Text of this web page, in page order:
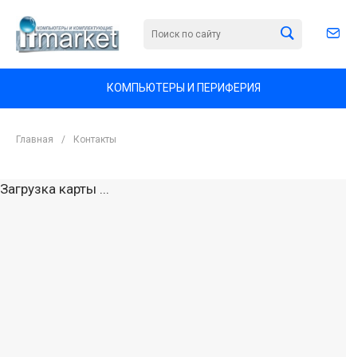
КОМПЬЮТЕРЫ И ПЕРИФЕРИЯ
Главная / Контакты
Загрузка карты ...